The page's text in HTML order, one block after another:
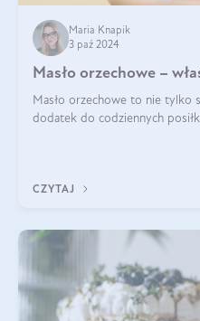
Maria Knapik
3 paź 2024
Masło orzechowe –
Masło orzechowe to nie tylko
dodatek do codziennych
CZYTAJ